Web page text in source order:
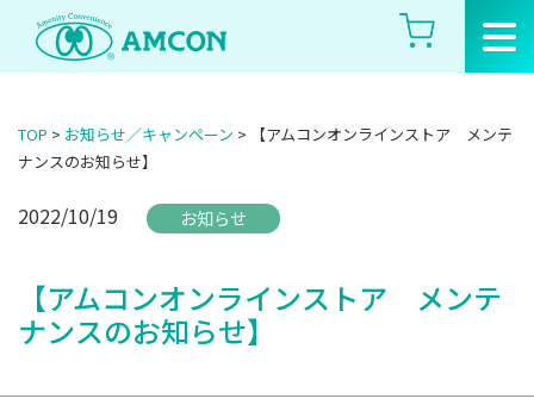
Skip
the
TOP > お知らせ／キャンペーン >
【アムコンオンラインストア メンテ
ナンスのお知らせ】
2022/10/19 お知らせ
【アムコンオンラインストア メンテ
ナンスのお知らせ】